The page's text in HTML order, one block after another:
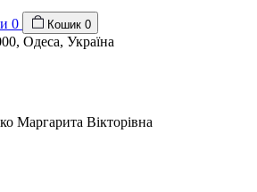
0 Кошик 0
Одеса, Україна
Маргарита Вікторівна